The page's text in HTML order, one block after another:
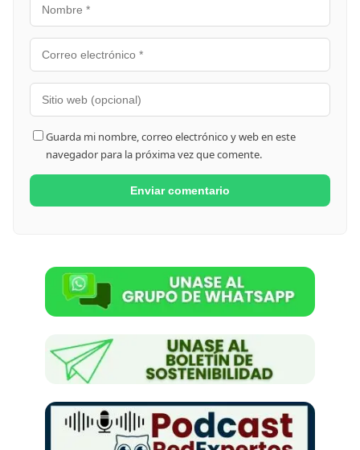
Guarda mi nombre, correo electrónico y web en este
navegador para la próxima vez que comente.